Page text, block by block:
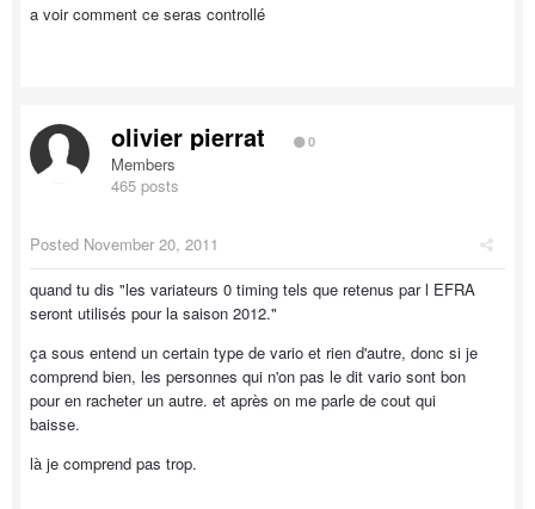
a voir comment ce seras controllé
olivier pierrat 0
Members
465 posts
Posted November 20, 2011
quand tu dis "les variateurs 0 timing tels que retenus par l EFRA
seront utilisés pour la saison 2012."
ça sous entend un certain type de vario et rien d'autre, donc si je
comprend bien, les personnes qui n'on pas le dit vario sont bon
pour en racheter un autre. et après on me parle de cout qui
baisse.
là je comprend pas trop.